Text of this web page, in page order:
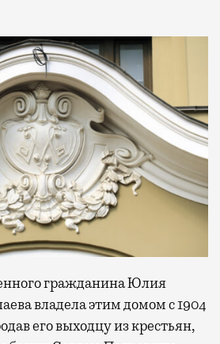
гражданина Юлия
владела этим домом с 1904
его выходцу из крестьян,